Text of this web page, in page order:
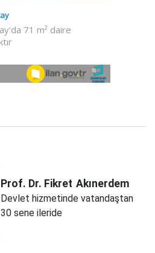
Prof. Dr. Fikret Akınerdem
Devlet hizmetinde vatandaştan
30 sene ileride